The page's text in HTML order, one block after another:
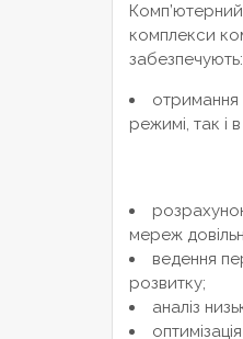
комплекси
забезпечують:
отримання
режимі, так і
мереж
ведення
розвитку;
аналіз